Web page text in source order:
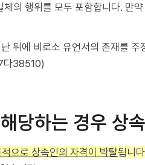
의 행위를 모두 포함합니다. 만
뒤에 비로소 유언서의 존재를
다38510)
당하는 경우 상
으로 상속인의 자격이 박탈됩니